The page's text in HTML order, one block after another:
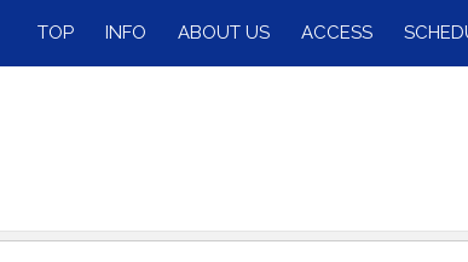
TOP INFO ABOUT US ACCESS